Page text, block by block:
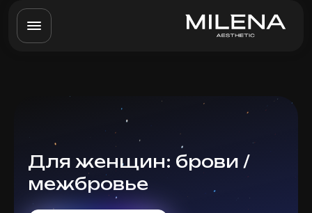
Для женщин: брови /
межбровье